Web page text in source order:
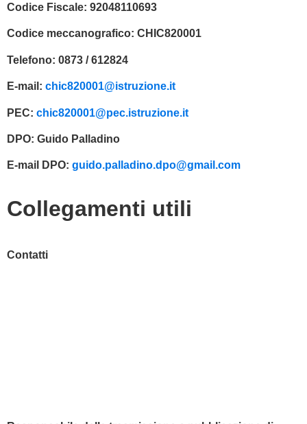
Codice Fiscale: 92048110693
Codice meccanografico: CHIC820001
Telefono: 0873 / 612824
E-mail: chic820001@istruzione.it
PEC: chic820001@pec.istruzione.it
DPO: Guido Palladino
E-mail DPO: guido.palladino.dpo@gmail.com
Collegamenti utili
Contatti